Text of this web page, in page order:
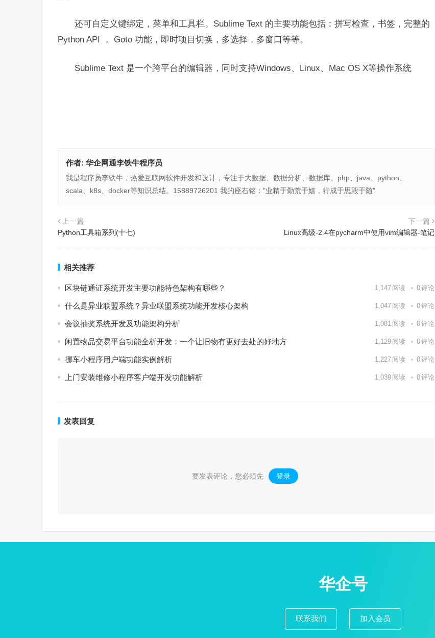
还可自定义键绑定，菜单和工具栏。Sublime Text 的主要功能包括：拼写检查，书签，完整的
Python API ， Goto 功能，即时项目切换，多选择，多窗口等等。
Sublime Text 是一个跨平台的编辑器，同时支持Windows、Linux、Mac OS X等操作系统
作者: 华企网通李铁牛程序员
我是程序员李铁牛，热爱互联网软件开发和设计，专注于大数据、数据分析、数据库、php、java、python、
scala、k8s、docker等知识总结。15889726201 我的座右铭："业精于勤荒于嬉，行成于思毁于随"
上一篇
Python工具箱系列(十七)
下一篇
Linux高级-2.4在pycharm中使用vim编辑器-笔记
相关推荐
区块链通证系统开发主要功能特色架构有哪些？ 1,147 阅读 0评论
什么是异业联盟系统？异业联盟系统功能开发核心架构 1,047 阅读 0评论
会议抽奖系统开发及功能架构分析 1,081 阅读 0评论
闲置物品交易平台功能全析开发：一个让旧物有更好去处的好地方 1,129 阅读 0评论
挪⻋⼩程序用户端功能实例解析 1,227 阅读 0评论
上门安装维修小程序客户端开发功能解析 1,039 阅读 0评论
发表回复
要发表评论，您必须先 登录 。
华企号
联系我们 加入会员